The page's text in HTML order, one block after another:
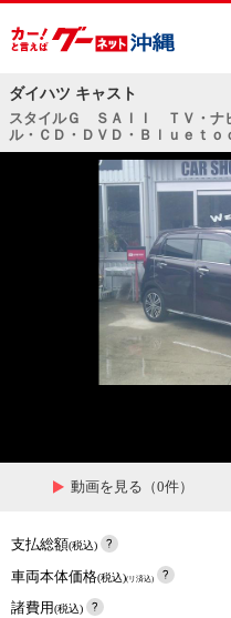
ダイハツ キャスト
スタイルＧ ＳＡＩＩ ＴＶ・ナ
ル・ＣＤ・ＤＶＤ・Ｂｌｕｅｔ
動画を見る（0件）
支払総額(税込)
車両本体価格(税込)(リ済込)
諸費用(税込)